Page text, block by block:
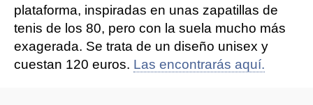
plataforma, inspiradas en unas zapatillas de
tenis de los 80, pero con la suela mucho más
exagerada. Se trata de un diseño unisex y
cuestan 120 euros. Las encontrarás aquí.